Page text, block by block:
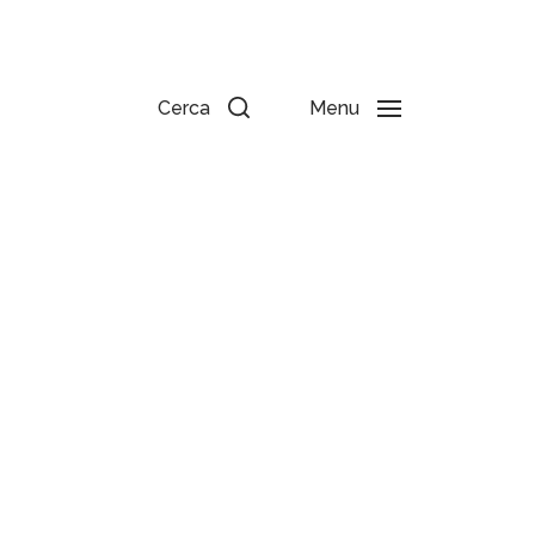
Cerca Menu